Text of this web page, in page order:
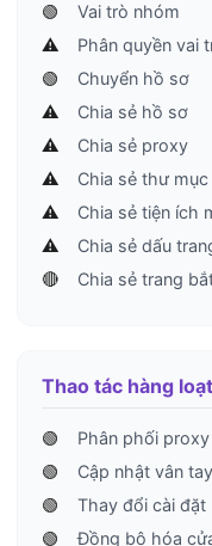
🟢
Vai trò nhóm
⚠️
Phân quyền vai
🟢
Chuyển hồ sơ
⚠️
Chia sẻ hồ sơ
⚠️
Chia sẻ proxy
⚠️
Chia sẻ thư mục
⚠️
Chia sẻ tiện ích
⚠️
Chia sẻ dấu
🔴
Chia sẻ trang
Thao tác hàng loạt
🟢
Phân phối
🟢
Cập nhật vân
🟢
Thay đổi cài đặt
🟢
Đồng bộ hóa